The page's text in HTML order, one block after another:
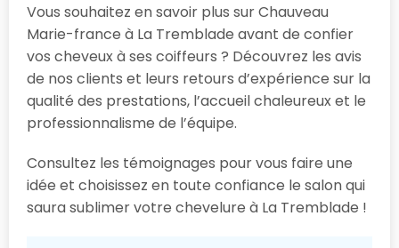
Vous souhaitez en savoir plus sur Chauveau
Marie-france à La Tremblade avant de confier
vos cheveux à ses coiffeurs ? Découvrez les avis
de nos clients et leurs retours d’expérience sur la
qualité des prestations, l’accueil chaleureux et le
professionnalisme de l’équipe.
Consultez les témoignages pour vous faire une
idée et choisissez en toute confiance le salon qui
saura sublimer votre chevelure à La Tremblade !